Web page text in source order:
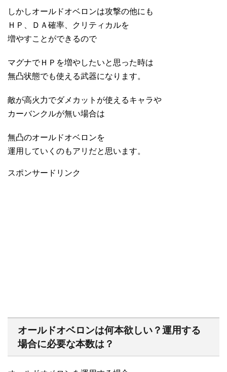
しかしオールドオベロンは攻撃の他にも
ＨＰ、ＤＡ確率、クリティカルを
増やすことができるので
マグナでＨＰを増やしたいと思った時は
無凸状態でも使える武器になります。
敵が高火力でダメカットが使えるキャラや
カーバンクルが無い場合は
無凸のオールドオベロンを
運用していくのもアリだと思います。
スポンサードリンク
オールドオベロンは何本欲しい？運用する
場合に必要な本数は？